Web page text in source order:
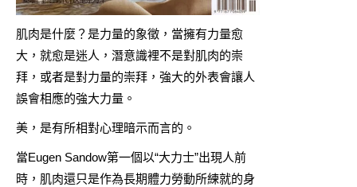
肌肉是什麼？是力量的象徵，當擁有力量愈
大，就愈是迷人，潛意識裡不是對肌肉的崇
拜，或者是對力量的崇拜，強大的外表會讓人
誤會相應的強大力量。
美，是有所相對心理暗示而言的。
當Eugen Sandow第一個以“大力士”出現人前
時，肌肉還只是作為長期體力勞動所練就的身